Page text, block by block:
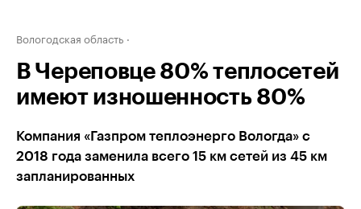
Вологодская область
В Череповце 80% теплосетей
имеют изношенность 80%
Компания «Газпром теплоэнерго Вологда» с
2018 года заменила всего 15 км сетей из 45 км
запланированных